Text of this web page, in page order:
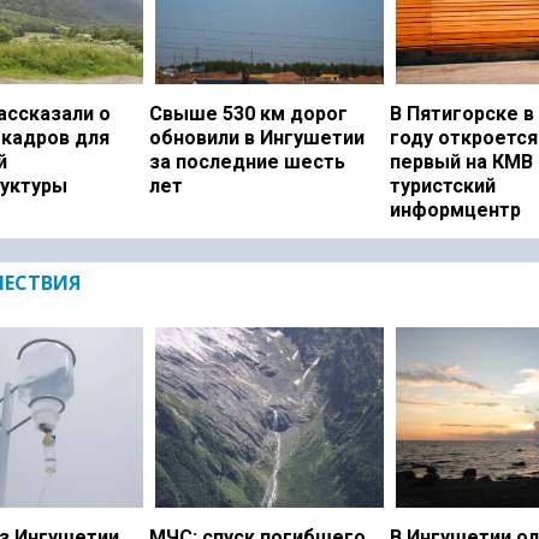
о
для
Свыше 530 км дорог
обновили в Ингушетии
за последние шесть
лет
В Пятигорске в
году откроется
первый на КМВ
туристский
информцентр